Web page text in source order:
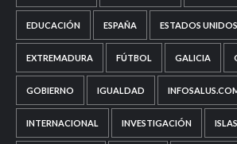
EDUCACIÓN ESPAÑA ESTADOS UNIDOS
EXTREMADURA FÚTBOL GALICIA
GOBIERNO IGUALDAD
INTERNACIONAL INVESTIGACIÓN